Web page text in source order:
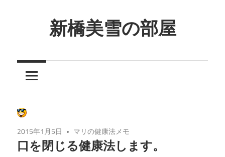
ツ
キ
プ
新橋美雪の部屋
ん
と
し
た
癒
2015年1月5日 マリの健康法メモ
口を閉じる健康法します。